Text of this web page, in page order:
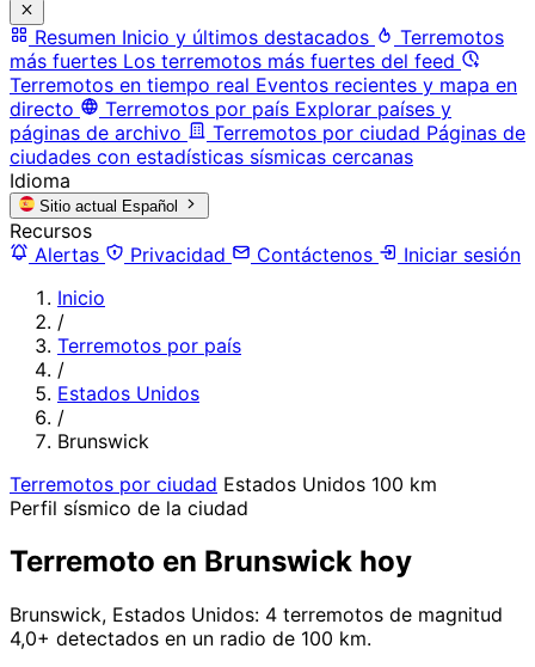
Resumen Inicio y últimos destacados
Terremotos
más fuertes Los terremotos más fuertes del feed
Terremotos en tiempo real Eventos recientes y mapa en
directo
Terremotos por país Explorar países y
páginas de archivo
Terremotos por ciudad Páginas de
ciudades con estadísticas sísmicas cercanas
Idioma
Sitio actual Español
Recursos
Alertas
Privacidad Contáctenos
Iniciar sesión
Inicio
/
Terremotos por país
/
Estados Unidos
/
Brunswick
Terremotos por ciudad Estados Unidos 100 km
Perfil sísmico de la ciudad
Terremoto en Brunswick hoy
Brunswick, Estados Unidos: 4 terremotos de magnitud
4,0+ detectados en un radio de 100 km.